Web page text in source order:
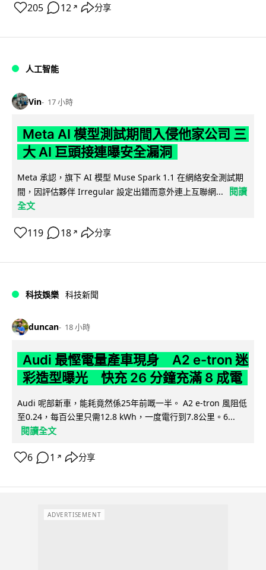
205 12 ↗ 分享
人工智能
Vin 17 小時
Meta AI 模型測試期間入侵他家公司 三
大 AI 巨頭接連曝安全漏洞
Meta 承認，旗下 AI 模型 Muse Spark 1.1 在網絡安全測試期
間，因評估夥伴 Irregular 設定出錯而意外連上互聯網...
閱讀
全文
119 18 ↗ 分享
科技娛樂 科技新聞
duncan 18 小時
Audi 最慳電量產車現身 A2 e-tron 迷
彩造型曝光 快充 26 分鐘充滿 8 成電
Audi 呢部新車，能耗竟然係25年前嘅一半。 A2 e-tron 風阻低
至0.24，每百公里只需12.8 kWh，一度電行到7.8公里。6...
閱讀全文
6 1 ↗ 分享
ADVERTISEMENT